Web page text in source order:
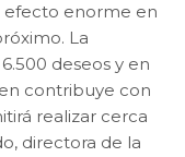
efecto enorme en
La
deseos y en
contribuye con
realizar cerca
directora de la